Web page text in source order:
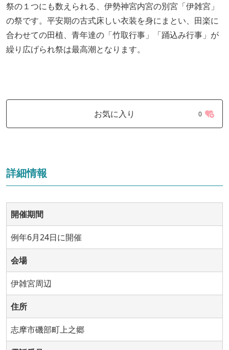
祭の１つにも数えられる、伊勢神宮内宮の別宮「伊雑宮」
の祭です。平安期の古式床しい衣装を身にまとい、田楽に
合わせての田植、青年達の「竹取行事」「踊込み行事」が
繰り広げられ祭は最高潮となります。
お気に入り 0
詳細情報
開催期間
例年6月24日に開催
会場
伊雑宮周辺
住所
志摩市磯部町上之郷